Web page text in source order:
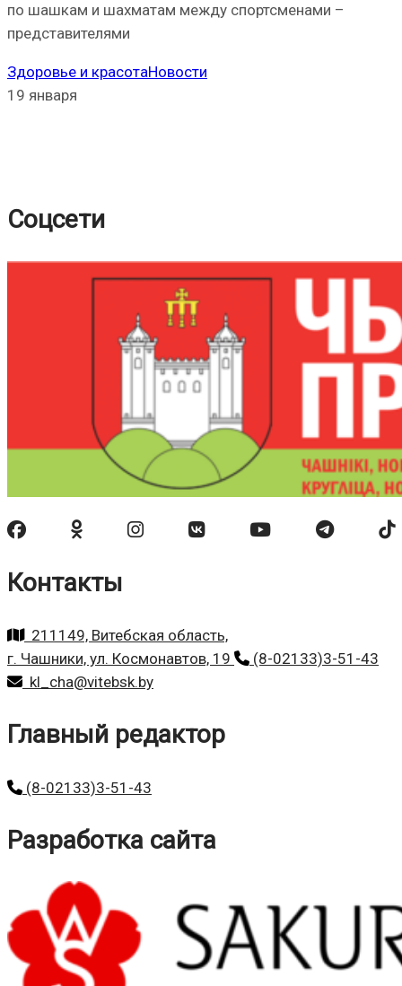
по шашкам и шахматам между спортсменами –
представителями
Здоровье и красотаНовости
19 января
Соцсети
Контакты
211149, Витебская область,
г. Чашники, ул. Космонавтов, 19
(8-02133)3-51-43
kl_cha@vitebsk.by
Главный редактор
(8-02133)3-51-43
Разработка сайта